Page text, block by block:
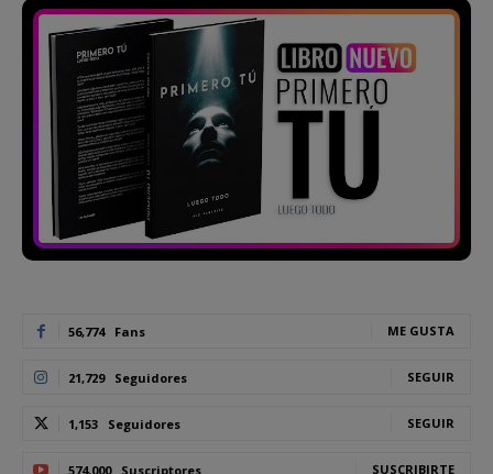
56,774 Fans ME GUSTA
21,729 Seguidores SEGUIR
1,153 Seguidores SEGUIR
574,000 Suscriptores SUSCRIBIRTE